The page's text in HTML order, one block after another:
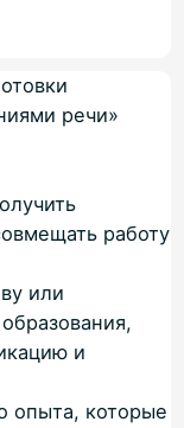
речи»
работу
или
и
опыта, которые